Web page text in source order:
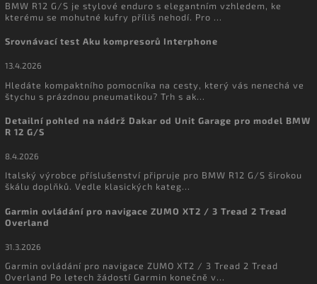
BMW R12 G/S je stylové enduro s elegantním vzhledem, ke
kterému se mohutné kufry příliš nehodí. Pro ...
Srovnávací test Aku kompresorů Interphone
13.4.2026
Hledáte kompaktního pomocníka na cesty, který vás nenechá ve
štychu s prázdnou pneumatikou? Trh s ak...
Detailní pohled na nádrž Dakar od Unit Garage pro model BMW
R 12 G/S
8.4.2026
Italský výrobce příslušenství připruje pro BMW R12 G/S širokou
škálu doplňků. Vedle klasických kateg...
Garmin ovládání pro navigace ZUMO XT2 / 3 Tread 2 Tread
Overland
31.3.2026
Garmin ovládání pro navigace ZUMO XT2 / 3 Tread 2 Tread
Overland Po letech žádostí Garmin konečně v...